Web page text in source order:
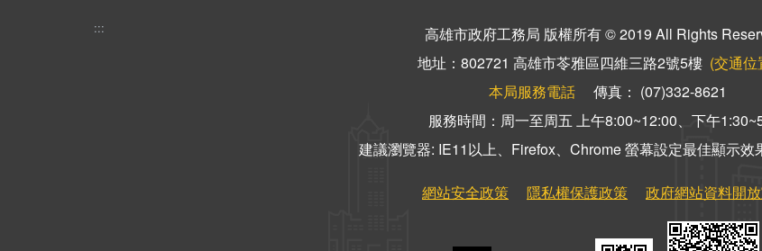
:::
高雄市政府工務局 版權所有 © 2019 All Rights
地址：802721 高雄市苓雅區四維三路2號5樓 (交通位
本局服務電話
傳真： (07)332-8621
服務時間：周一至周五 上午8:00~12:00、下午
建議瀏覽器: IE11以上、Firefox、Chrome 螢幕設定最佳顯示效
網站安全政策 隱私權保護政策 政府網站資料開